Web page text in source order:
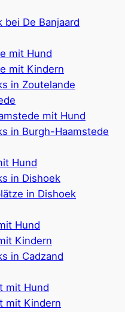
bei De Banjaard
mit Hund
mit Kindern
in Zoutelande
mit Hund
in Burgh-Haamstede
Hund
in Dishoek
in Dishoek
Hund
Kindern
in Cadzand
mit Hund
mit Kindern